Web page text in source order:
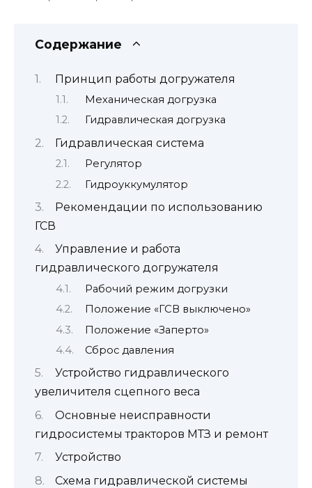
Содержание
Принцип работы догружателя
Механическая догрузка
Гидравлическая догрузка
Гидравлическая система
Регулятор
Гидроуккумулятор
Рекомендации по использованию
ГСВ
Управление и работа
гидравлического догружателя
Рабочий режим догрузки
Положение «ГСВ выключено»
Положение «Заперто»
Сброс давления
Устройство гидравлического
увеличителя сцепного веса
Основные неисправности
гидросистемы тракторов МТЗ и ремонт
Устройство
Схема гидравлической системы